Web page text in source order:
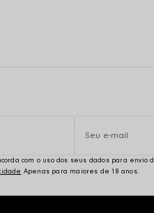
com o uso dos seus dados para envio